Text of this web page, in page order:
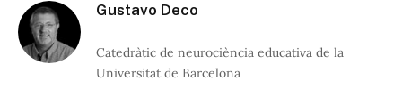
Gustavo Deco
Catedràtic de neurociència educativa de la
Universitat de Barcelona